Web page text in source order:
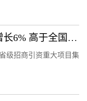
一季度湖南省地区生产总值增长6% 高于全国1.2个百分点
级招商引资重大项目集